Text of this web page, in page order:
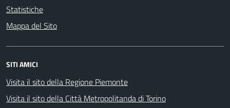
Statistiche
Mappa del Sito
SITI AMICI
Visita il sito della Regione Piemonte
Visita il sito della Città Metropolitanda di Torino